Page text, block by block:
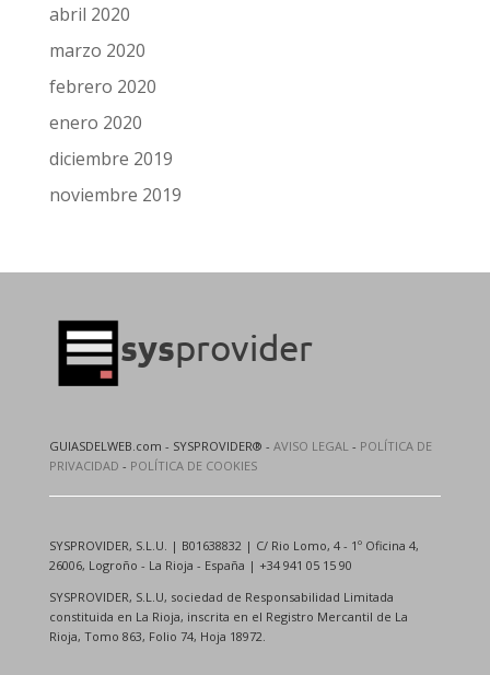
abril 2020
marzo 2020
febrero 2020
enero 2020
diciembre 2019
noviembre 2019
GUIASDELWEB.com - SYSPROVIDER® - AVISO LEGAL- POLÍTICA DE
PRIVACIDAD - POLÍTICA DE COOKIES
SYSPROVIDER, S.L.U. | B01638832 | C/ Rio Lomo, 4 - 1º Oficina 4,
26006, Logroño - La Rioja - España | +34 941 05 15 90
SYSPROVIDER, S.L.U, sociedad de Responsabilidad Limitada
constituida en La Rioja, inscrita en el Registro Mercantil de La
Rioja, Tomo 863, Folio 74, Hoja 18972.